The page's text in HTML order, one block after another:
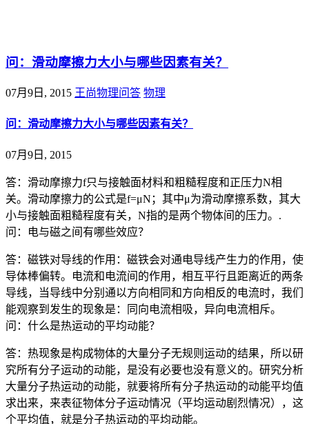
问：滑动摩擦力大小与哪些因素有关？
07月9日, 2015 王尚物理问答 物理
问：滑动摩擦力大小与哪些因素有关？
07月9日, 2015
答：滑动摩擦力f只与接触面材料和粗糙程度和正压力N相
关。滑动摩擦力的公式是f=μN；其中μ为滑动摩擦系数，其大
小与接触面粗糙程度有关，N指的是两个物体间的压力。.
问：电与磁之间有哪些效应？
答：磁铁对导线的作用：磁铁会对通电导线产生力的作用，使
导体棒偏转。电流和电流间的作用，相互平行且距离近的两条
导线，当导线中分别通以方向相同和方向相反的电流时，我们
能观察到发生的现象是：同向电流相吸，异向电流相斥。
问：什么是热运动的平均动能？
答：热现象是构成物体的大量分子无规则运动的结果，所以研
究所有分子运动的动能，是没有必要也没有意义的。研究分析
大量分子热运动的动能，就要将所有分子热运动的动能平均值
求出来，来表征物体分子运动情况（平均运动剧烈情况），这
个平均值，就是分子热运动的平均动能。